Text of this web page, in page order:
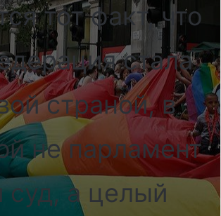
тот факт, что
стала
страной, в
не парламент
суд, а целый